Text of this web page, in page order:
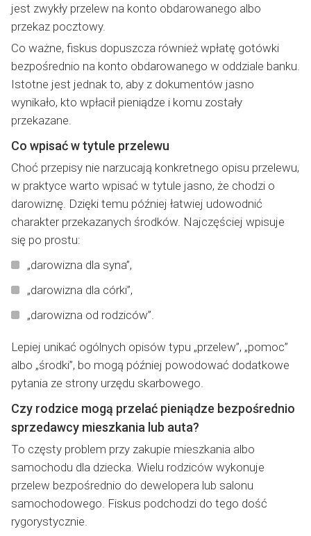
jest zwykły przelew na konto obdarowanego albo
przekaz pocztowy.
Co ważne, fiskus dopuszcza również wpłatę gotówki
bezpośrednio na konto obdarowanego w oddziale banku.
Istotne jest jednak to, aby z dokumentów jasno
wynikało, kto wpłacił pieniądze i komu zostały
przekazane.
Co wpisać w tytule przelewu
Choć przepisy nie narzucają konkretnego opisu przelewu,
w praktyce warto wpisać w tytule jasno, że chodzi o
darowiznę. Dzięki temu później łatwiej udowodnić
charakter przekazanych środków. Najczęściej wpisuje
się po prostu:
„darowizna dla syna”,
„darowizna dla córki”,
„darowizna od rodziców”.
Lepiej unikać ogólnych opisów typu „przelew”, „pomoc”
albo „środki”, bo mogą później powodować dodatkowe
pytania ze strony urzędu skarbowego.
Czy rodzice mogą przelać pieniądze bezpośrednio
sprzedawcy mieszkania lub auta?
To częsty problem przy zakupie mieszkania albo
samochodu dla dziecka. Wielu rodziców wykonuje
przelew bezpośrednio do dewelopera lub salonu
samochodowego. Fiskus podchodzi do tego dość
rygorystycznie.